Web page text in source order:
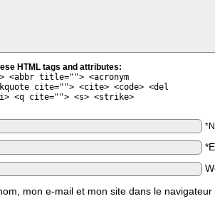
HTML tags and attributes:
title=""> <acronym
cite=""> <cite> <code> <del
<q cite=""> <s> <strike>
mon e-mail et mon site dans le